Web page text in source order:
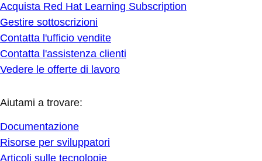
Acquista Red Hat Learning Subscription
Gestire sottoscrizioni
Contatta l'ufficio vendite
Contatta l'assistenza clienti
Vedere le offerte di lavoro
Aiutami a trovare:
Documentazione
Risorse per sviluppatori
Articoli sulle tecnologie